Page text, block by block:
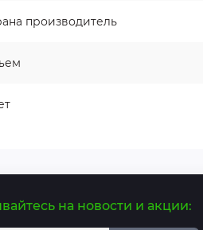
производитель
на новости и акции: